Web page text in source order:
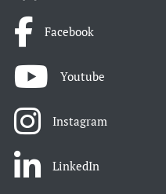
Facebook
Youtube
Instagram
LinkedIn